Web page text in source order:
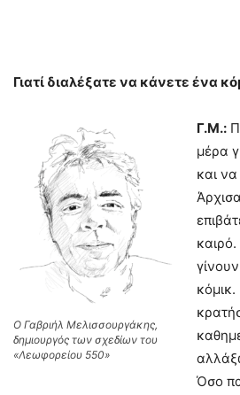
Γιατί διαλέξατε να κάνετε ένα
Ο Γαβριήλ Μελισσουργάκης,
δημιουργός των σχεδίων του
«Λεωφορείου 550»
Γ.Μ.:
μέρα
και
Όσο